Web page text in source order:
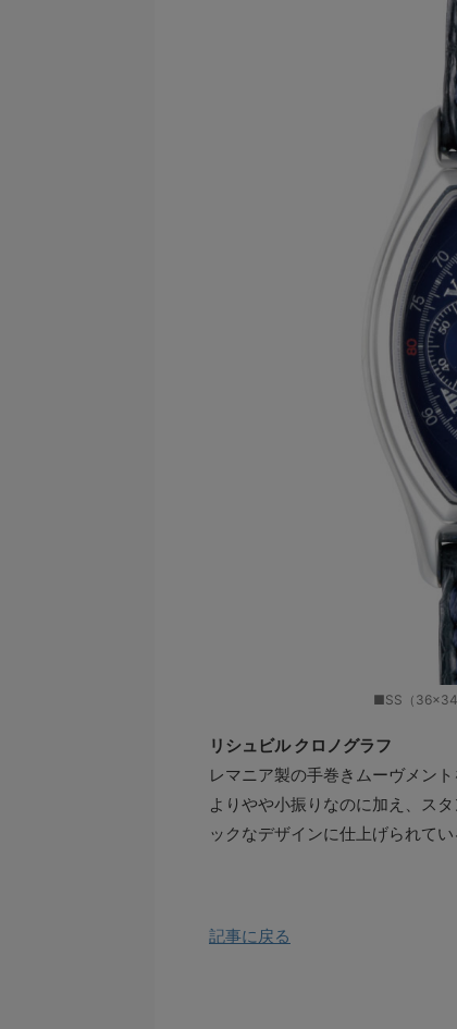
■SS（
リシュビル クロノグラフ
レマニア製の手巻きムーヴメン
よりやや小振りなのに加え、ス
ックなデザインに仕上げられてい
記事に戻る